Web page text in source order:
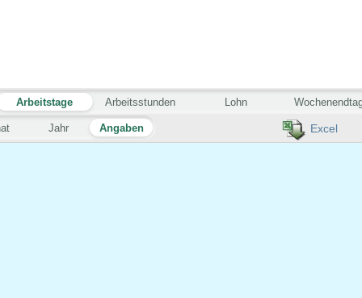
Excel
Jahr Angaben
Arbeitstage Arbeitsstunden Lohn